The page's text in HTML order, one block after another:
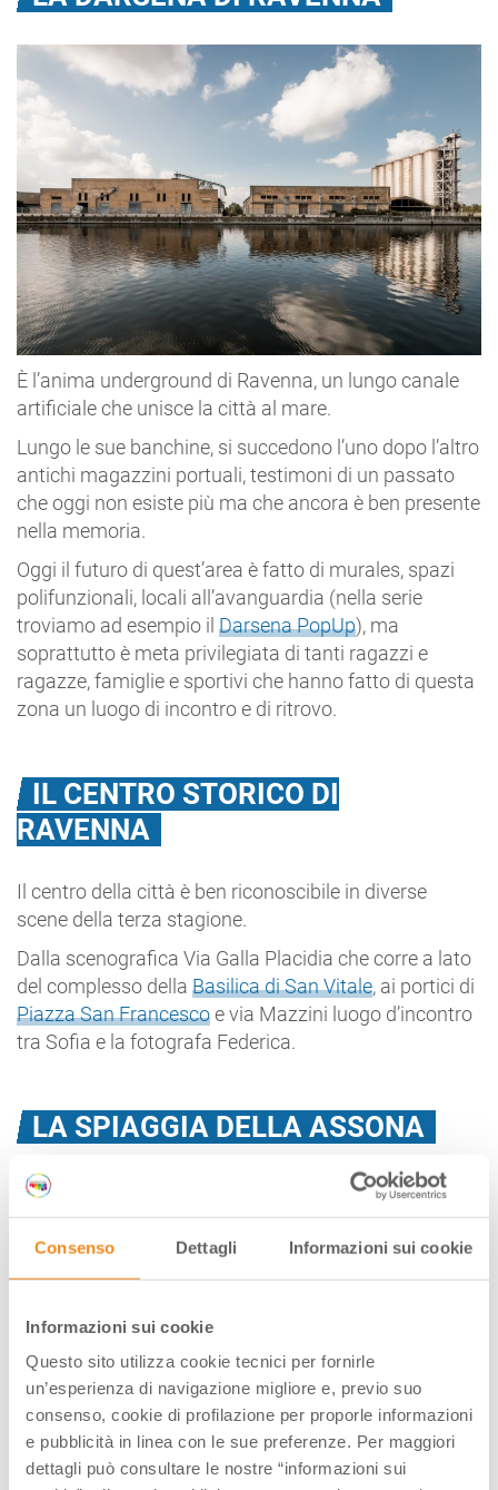
Consenso Dettagli Informazioni sui cookie
Informazioni sui cookie
Questo sito utilizza cookie tecnici per fornirle
un’esperienza di navigazione migliore e, previo suo
consenso, cookie di profilazione per proporle informazioni
e pubblicità in linea con le sue preferenze. Per maggiori
dettagli può consultare le nostre “informazioni sui
È l’anima underground di Ravenna, un lungo canale
artificiale che unisce la città al mare.
Lungo le sue banchine, si succedono l’uno dopo l’altro
antichi magazzini portuali, testimoni di un passato
che oggi non esiste più ma che ancora è ben presente
nella memoria.
Oggi il futuro di quest’area è fatto di murales, spazi
polifunzionali, locali all’avanguardia (nella serie
troviamo ad esempio il Darsena PopUp), ma
soprattutto è meta privilegiata di tanti ragazzi e
ragazze, famiglie e sportivi che hanno fatto di questa
zona un luogo di incontro e di ritrovo.
IL CENTRO STORICO DI
RAVENNA
Il centro della città è ben riconoscibile in diverse
scene della terza stagione.
Dalla scenografica Via Galla Placidia che corre a lato
del complesso della Basilica di San Vitale, ai portici di
Piazza San Francescoe via Mazzini luogo d’incontro
tra Sofia e la fotografa Federica.
LA SPIAGGIA DELLA ASSONA